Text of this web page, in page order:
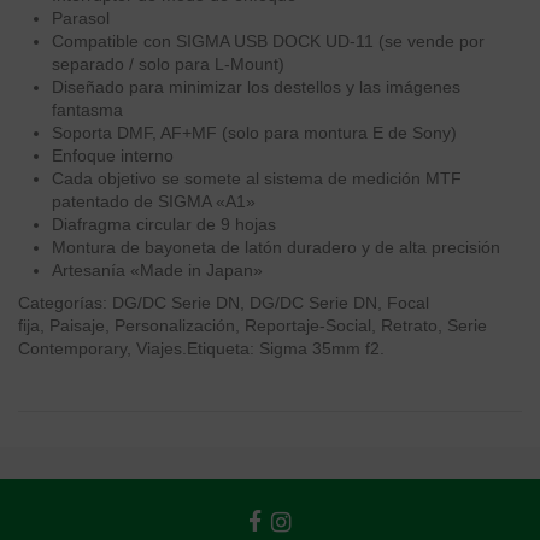
Parasol
Compatible con SIGMA USB DOCK UD-11 (se vende por
separado / solo para L-Mount)
Diseñado para minimizar los destellos y las imágenes
fantasma
Soporta DMF, AF+MF (solo para montura E de Sony)
Enfoque interno
Cada objetivo se somete al sistema de medición MTF
patentado de SIGMA «A1»
Diafragma circular de 9 hojas
Montura de bayoneta de latón duradero y de alta precisión
Artesanía «Made in Japan»
Categorías: DG/DC Serie DN DG/DC Serie DN
Focal
fija
Paisaje Personalización Reportaje-Social Retrato
Serie
Contemporary, Viajes Etiqueta: Sigma 35mm f2